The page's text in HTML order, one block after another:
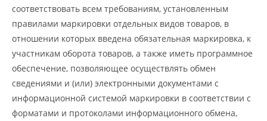
соответствовать всем требованиям, установленным
правилами маркировки отдельных видов товаров, в
отношении которых введена обязательная маркировка, к
участникам оборота товаров, а также иметь программное
обеспечение, позволяющее осуществлять обмен
сведениями и (или) электронными документами с
информационной системой маркировки в соответствии с
форматами и протоколами информационного обмена,